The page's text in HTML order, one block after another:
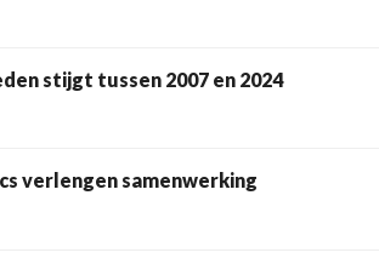
stijgt tussen 2007 en 2024
verlengen samenwerking